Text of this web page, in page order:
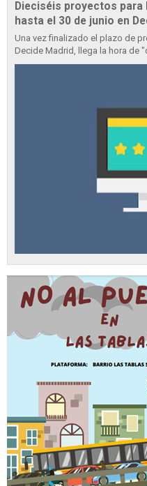
Dieciséis proyectos
hasta el 30 de junio en
Una vez finalizado el plazo de
Decide Madrid, llega la hora de